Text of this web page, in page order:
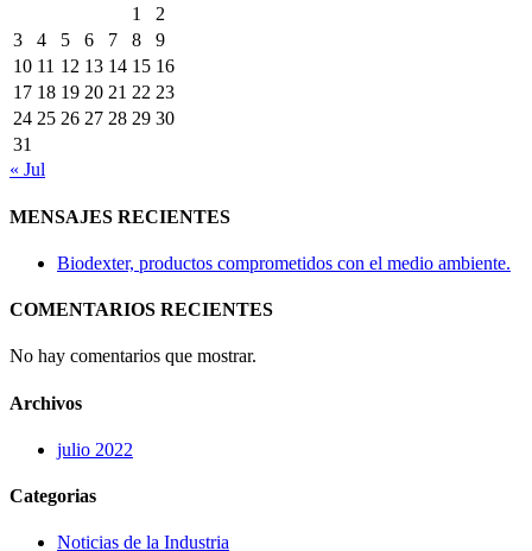
1
2
3
4 5 6 7 8
9
10 11 12 13 14 15 16
17 18 19 20 21 22 23
24 25 26 27 28 29 30
31
« Jul
MENSAJES RECIENTES
Biodexter, productos comprometidos con el medio ambiente.
COMENTARIOS RECIENTES
No hay comentarios que mostrar.
Archivos
julio 2022
Categorias
Noticias de la Industria